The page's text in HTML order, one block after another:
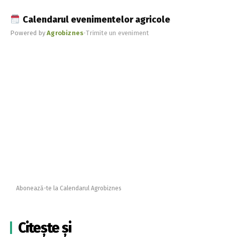
Calendarul evenimentelor agricole
Powered byAgrobiznes•Trimite un eveniment
Abonează-te la Calendarul Agrobiznes
Citește și